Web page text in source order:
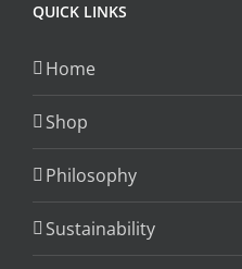
QUICK LINKS
Home
Shop
Philosophy
Sustainability